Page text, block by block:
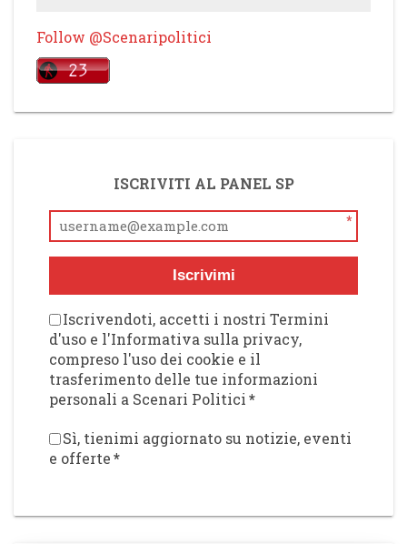
Follow @Scenaripolitici
ISCRIVITI AL PANEL SP
*
Iscrivimi
Iscrivendoti, accetti i nostri Termini
d'uso e l'Informativa sulla privacy,
compreso l'uso dei cookie e il
trasferimento delle tue informazioni
personali a Scenari Politici*
Sì, tienimi aggiornato su notizie, eventi
e offerte*